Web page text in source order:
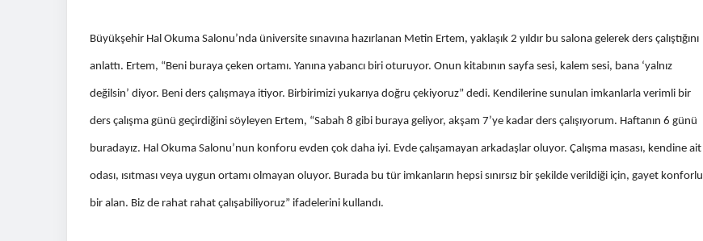
Büyükşehir Hal Okuma Salonu’nda üniversite sınavına hazırlanan Metin Ertem, yaklaşık 2 yıldır bu salona gelerek ders çalıştığını
anlattı. Ertem, “Beni buraya çeken ortamı. Yanına yabancı biri oturuyor. Onun kitabının sayfa sesi, kalem sesi, bana ‘yalnız
değilsin’ diyor. Beni ders çalışmaya itiyor. Birbirimizi yukarıya doğru çekiyoruz” dedi. Kendilerine sunulan imkanlarla verimli bir
ders çalışma günü geçirdiğini söyleyen Ertem, “Sabah 8 gibi buraya geliyor, akşam 7’ye kadar ders çalışıyorum. Haftanın 6 günü
buradayız. Hal Okuma Salonu’nun konforu evden çok daha iyi. Evde çalışamayan arkadaşlar oluyor. Çalışma masası, kendine ait
odası, ısıtması veya uygun ortamı olmayan oluyor. Burada bu tür imkanların hepsi sınırsız bir şekilde verildiği için, gayet konforlu
bir alan. Biz de rahat rahat çalışabiliyoruz” ifadelerini kullandı.